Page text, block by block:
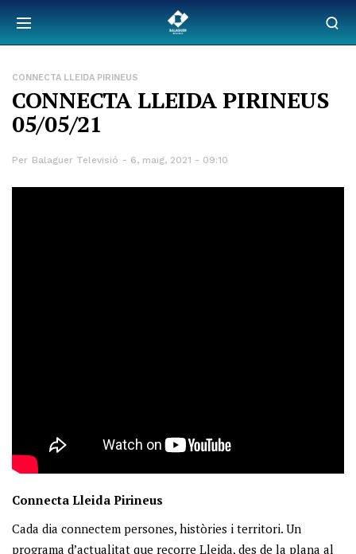
CONNECTA LLEIDA PIRINEUS
CONNECTA LLEIDA PIRINEUS
05/05/21
Per Balaguer Televisió 6, maig, 2021 - 09:10
Connecta Lleida Pirineus
Cada dia connectem persones, històries i territori. Un
programa d’actualitat que recorre Lleida, des de la plana al